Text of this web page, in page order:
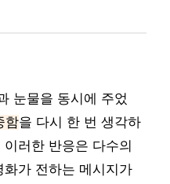
눈물을 동시에 주었
함을 다시 한 번 생각하
러한 반응은 다수의
가 전하는 메시지가